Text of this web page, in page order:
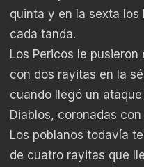
quinta y en la sexta los
cada tanda.
Los Pericos le
con dos rayitas en la
cuando llegó un
Diablos, coronadas
Los poblanos todavía
de cuatro rayitas que